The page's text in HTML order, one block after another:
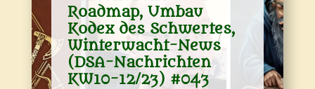
Roadmap, Umbau
Kodex des Schwertes,
Winterwacht-News
(DSA-Nachrichten
KW10-12/23) #043